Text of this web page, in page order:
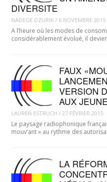
DIVERSITE
NADEGE DZURIK / 6 NOVEMBRE 2015
A l’heure où les modes de
considérablement évolué, il
FAUX
VERSION
AUX
LAUREN ESTRUCH / 27 FÉVRIER 2015
Le paysage radiophonique
mouv’ant » au rythme des
LA